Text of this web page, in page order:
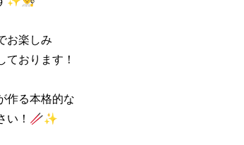
お楽しみ
おります！
作る本格的な
い！🥢✨